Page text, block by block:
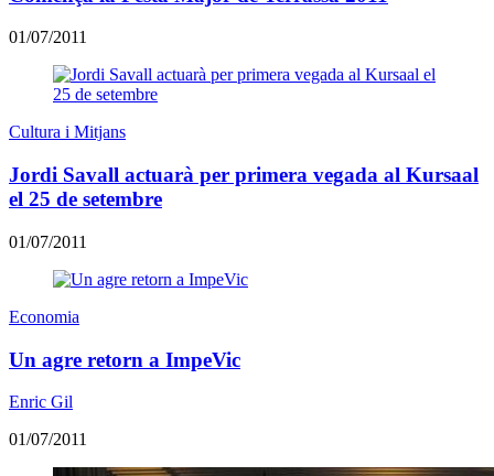
01/07/2011
Cultura i Mitjans
Jordi Savall actuarà per primera vegada al Kursaal
el 25 de setembre
01/07/2011
Economia
Un agre retorn a ImpeVic
Enric Gil
01/07/2011